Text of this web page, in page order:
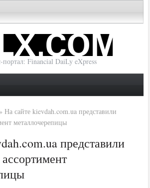
портал: Financial DaiLy eXpress
»На сайте kievdah.com.ua представили
металлочерепицы
представили